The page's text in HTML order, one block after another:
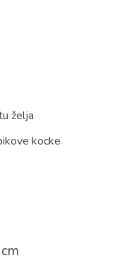
želja
kocke